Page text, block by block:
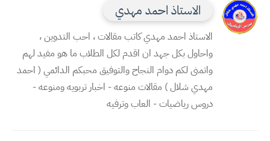
الاستاذ احمد مهدي
الاستاذ احمد مهدي كاتب مقالات ، احب التدوين ،
واحاول بكل جهد ان اقدم لكل الطلاب ما هو مفيد لهم
واتمنى لكم دوام النجاح والتوفيق محبكم الدائمي ( احمد
مهدي شلال ) مقالات منوعه - اخبار تربويه ومنوعه -
دروس رياضيات - العاب وترفيه